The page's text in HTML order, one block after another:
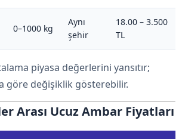
0–1000 kg
Aynı
şehir
18.00 – 3.500
TL
piyasa değerlerini yansıtır;
göre değişiklik gösterebilir.
Arası Ucuz Ambar Fiyatları